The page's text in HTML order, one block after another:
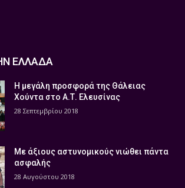
ΕΛΛΑΔΑ
Η μεγάλη προσφορά της Θάλειας
Χούντα στο Α.Τ. Ελευσίνας
28 Σεπτεμβρίου 2018
Με άξιους αστυνομικούς νιώθει πάντα
ασφαλής
28 Αυγούστου 2018